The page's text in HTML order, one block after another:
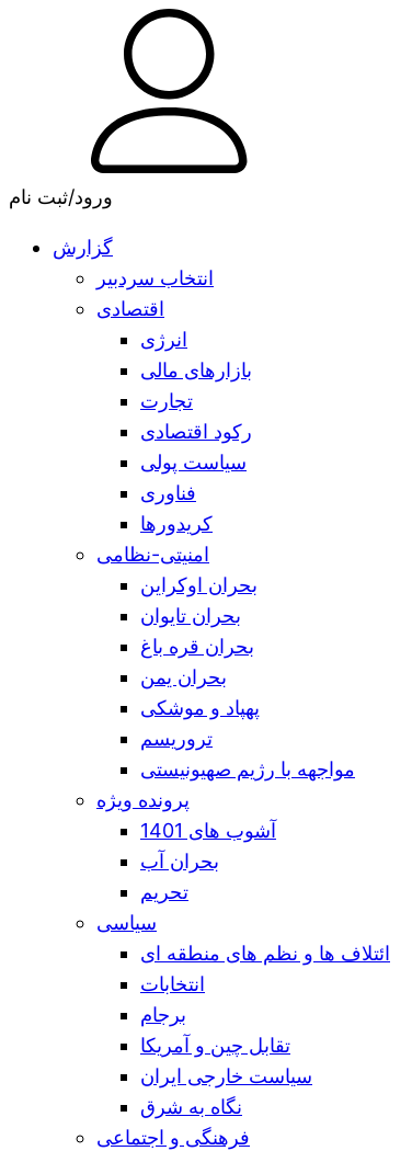
ورود/ثبت نام
گزارش
انتخاب سردبیر
اقتصادی
انرژی
بازارهای مالی
تجارت
رکود اقتصادی
سیاست پولی
فناوری
کریدورها
امنیتی-نظامی
بحران اوکراین
بحران تایوان
بحران قره باغ
بحران یمن
پهپاد و موشکی
تروریسم
مواجهه با رژیم صهیونیستی
پرونده ویژه
آشوب های 1401
بحران آب
تحریم
سیاسی
ائتلاف ها و نظم های منطقه ای
انتخابات
برجام
تقابل چین و آمریکا
سیاست خارجی ایران
نگاه به شرق
فرهنگی و اجتماعی